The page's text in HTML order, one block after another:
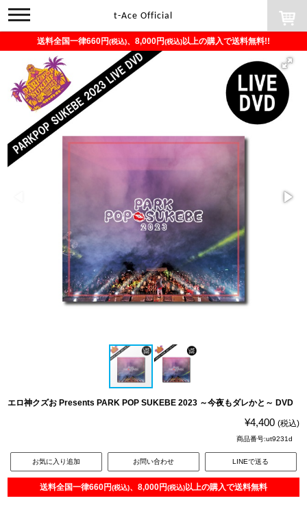
toggle
navigation
t-Ace Official
送料全国一律660円(税込)、8,000円(税込)以上の購入で送料無料!!
エロ神クズお Presents PARK POP SUKEBE 2023 ～今夜もダレかと～ DVD
¥4,400 (税込)
商品番号:ut9231d
お気に入り追加 お問い合わせ LINEで送る
送料全国一律660円(税込)、8,000円(税込)以上の購入で送料無料